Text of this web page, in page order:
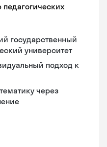
государственный
университет
подход к
через